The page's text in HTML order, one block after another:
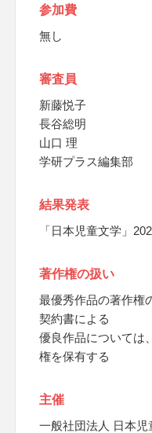
参加費
無し
審査員
新藤悦子
長谷総明
山口 理
学研プラス編集部
結果発表
「日本児童文学」
著作権の扱い
最優秀作品の著作権
契約書による
優良作品については
権を保有する
主催
一般社団法人 日本児